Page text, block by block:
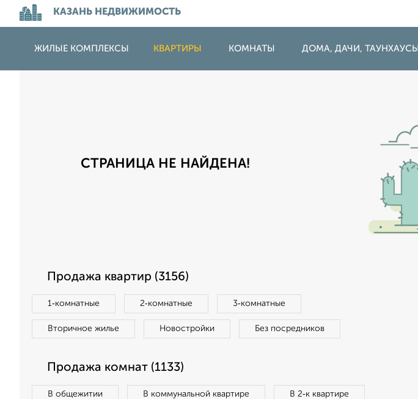
КАЗАНЬ НЕДВИЖИМОСТЬ
ЖИЛЫЕ КОМПЛЕКСЫ КВАРТИРЫ КОМНАТЫ ДОМА, ДАЧИ, ТАУНХАУСЫ
СТРАНИЦА НЕ НАЙДЕНА!
Продажа квартир (3156)
1‑комнатные 2‑комнатные 3‑комнатные
Вторичное жилье Новостройки Без посредников
Продажа комнат (1133)
В общежитии В коммунальной квартире В 2‑к квартире